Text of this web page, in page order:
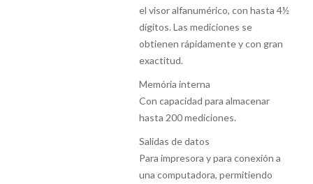
el visor alfanumérico, con hasta 4½
dígitos. Las mediciones se
obtienen rápidamente y con gran
exactitud.
Memória interna
Con capacidad para almacenar
hasta 200 mediciones.
Salidas de datos
Para impresora y para conexión a
una computadora, permitiendo